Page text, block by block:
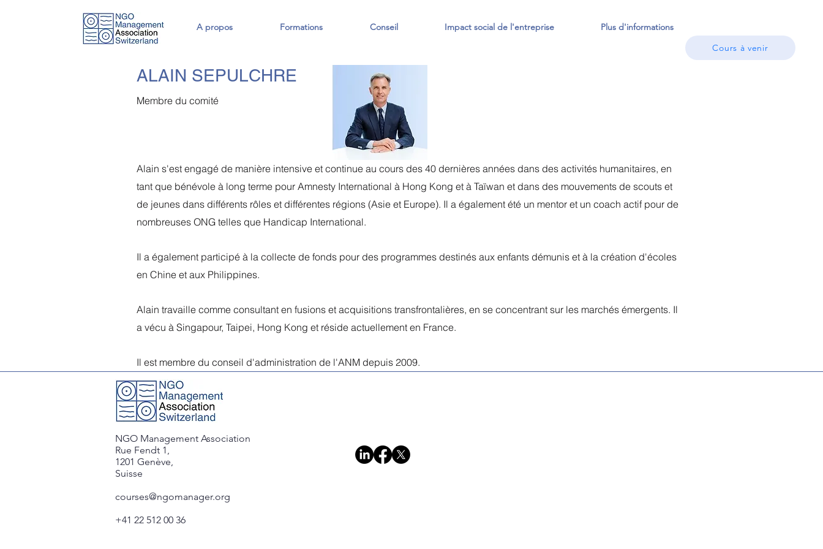
Cours à venir
A propos Formations Conseil Impact social de l'entreprise Plus d'informations
ALAIN SEPULCHRE
Membre du comité
Alain s'est engagé de manière intensive et continue au cours des 40 dernières années dans des activités humanitaires, en
tant que bénévole à long terme pour Amnesty International à Hong Kong et à Taïwan et dans des mouvements de scouts et
de jeunes dans différents rôles et différentes régions (Asie et Europe). Il a également été un mentor et un coach actif pour de
nombreuses ONG telles que Handicap International.
Il a également participé à la collecte de fonds pour des programmes destinés aux enfants démunis et à la création d'écoles
en Chine et aux Philippines.
Alain travaille comme consultant en fusions et acquisitions transfrontalières, en se concentrant sur les marchés émergents. Il
a vécu à Singapour, Taipei, Hong Kong et réside actuellement en France.
Il est membre du conseil d'administration de l'ANM depuis 2009.
NGO Management Association
Rue Fendt 1,
1201 Genève,
Suisse
courses@ngomanager.org
+41 22 512 00 36